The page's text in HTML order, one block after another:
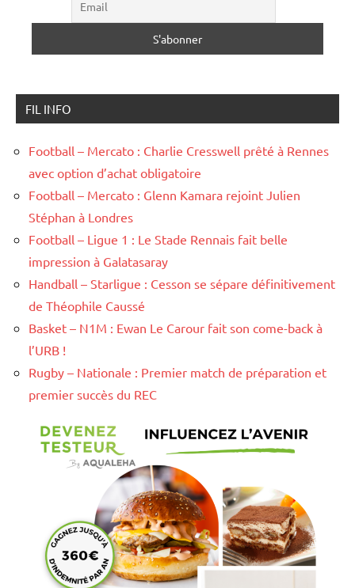
FIL INFO
Football – Mercato : Charlie Cresswell prêté à Rennes
avec option d’achat obligatoire
Football – Mercato : Glenn Kamara rejoint Julien
Stéphan à Londres
Football – Ligue 1 : Le Stade Rennais fait belle
impression à Galatasaray
Handball – Starligue : Cesson se sépare définitivement
de Théophile Caussé
Basket – N1M : Ewan Le Carour fait son come-back à
l’URB !
Rugby – Nationale : Premier match de préparation et
premier succès du REC